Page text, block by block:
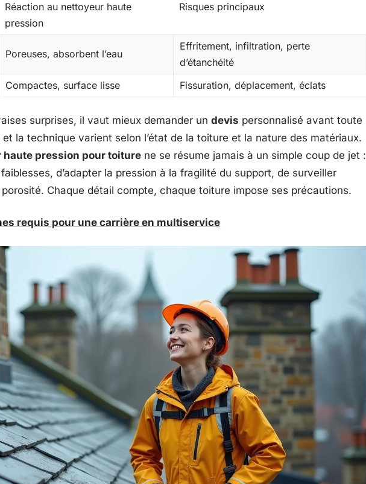
Réaction au nettoyeur haute
pression
Risques principaux
Poreuses, absorbent l’eau
Effritement, infiltration, perte
d’étanchéité
Compactes, surface lisse Fissuration, déplacement, éclats
surprises, il vaut mieux demander un devis personnalisé avant toute
et la technique varient selon l’état de la toiture et la nature des matériaux.
haute pression pour toiture ne se résume jamais à un simple coup de jet :
faiblesses, d’adapter la pression à la fragilité du support, de surveiller
porosité. Chaque détail compte, chaque toiture impose ses précautions.
requis pour une carrière en multiservice